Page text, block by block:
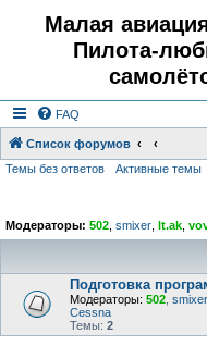
Малая
Пилота-
FAQ
Список форумов
Темы без ответов Активные темы
Модераторы: 502 smixer lt.ak
Подготовка
Модераторы: 502 smixer
Cessna
Темы: 2